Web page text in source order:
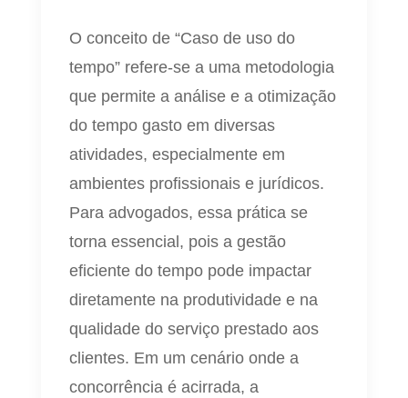
O conceito de “Caso de uso do
tempo” refere-se a uma metodologia
que permite a análise e a otimização
do tempo gasto em diversas
atividades, especialmente em
ambientes profissionais e jurídicos.
Para advogados, essa prática se
torna essencial, pois a gestão
eficiente do tempo pode impactar
diretamente na produtividade e na
qualidade do serviço prestado aos
clientes. Em um cenário onde a
concorrência é acirrada, a